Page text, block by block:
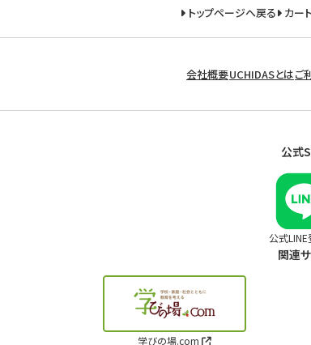
トップページへ戻る カー
会社概要UCHIDASとはご
公式
公式LINE
関連
学びの場.com